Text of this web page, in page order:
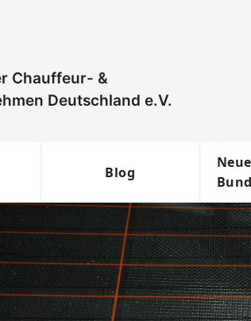
Chauffeur- &
Deutschland e.V.
Blog